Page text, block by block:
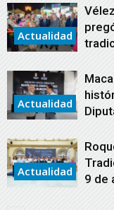
Actualidad
Actualidad
Actualidad
9 de